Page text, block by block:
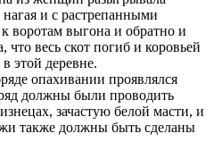
и с растрепанными
воротам выгона и обратно и
что весь скот погиб и коровьей
этой деревне.
опахивании проявлялся
должны были проводить
зачастую белой масти, и
также должны быть сделаны